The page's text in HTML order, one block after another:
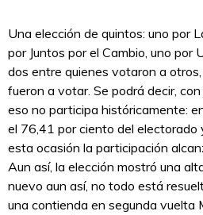
Una elección de quintos: uno por
por Juntos por el Cambio, uno por
dos entre quienes votaron a
fueron a votar. Se podrá decir,
eso no participa históricamente:
el 76,41 por ciento del
esta ocasión la participación
Aun así, la elección mostró una
nuevo aun así, no todo está
una contienda en segunda vuelta